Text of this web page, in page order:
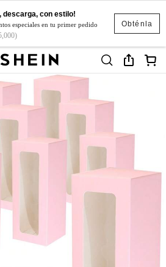
Obténla
descarga, con estilo!
especiales en tu primer pedido